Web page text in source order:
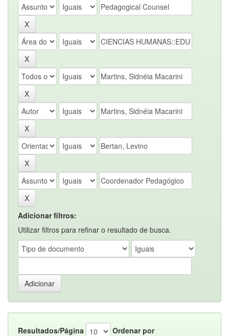
Adicionar filtros:
Utilizar filtros para refinar o resultado de busca.
Resultados/Página
Ordenar por